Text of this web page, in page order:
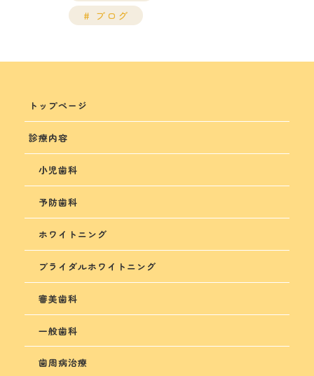
ブログ
トップページ
診療内容
小児歯科
予防歯科
ホワイトニング
ブライダルホワイトニング
審美歯科
一般歯科
歯周病治療